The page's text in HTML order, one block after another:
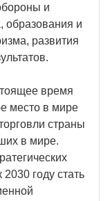
и
образования и
развития
время
место в мире
страны
в мире.
году стать